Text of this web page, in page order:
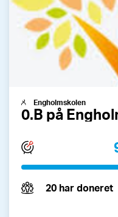
Engholmskolen
0.B på
20 har doneret